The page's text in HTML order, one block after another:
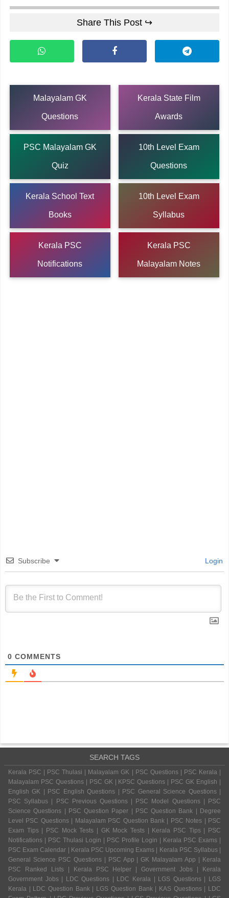
Share This Post ↪
Malayalam GK
Questions
Kerala State Film
Awards
PSC Malayalam GK
Quiz
10th Level Exam
Questions
Kerala School Text
Books
10th Level Exam
Syllabus
Kerala PSC
Notifications
Kerala PSC
Malayalam Notes
Subscribe Login
0 COMMENTS
SEARCH TAGS
Kerala PSC | PSC Thulasi | Malayalam GK | PSC Questions | PSC Kerala |
Malayalam PSC Questions | PSC GK | KPSC Questions | PSC GK English |
English GK | PSC English Questions | PSC General Science Questions |
PSC Syllabus | PSC Previous Questions | PSC Model Questions | PSC
Science Questions | PSC Question Paper | PSC Question Bank | Degree
Level PSC Questions | Malayalam PSC Question Bank | PSC Notes | PSC
Exam Tips | PSC Mock Tests | GK Mock Tests | Kerala PSC Tips | PSC
Notifications | PSC Thulasi Login | PSC Profile Login | Kerala PSC Exams |
PSC Exam Calendar | Kerala PSC Upcoming Exams | Kerala PSC Syllabus |
General Science PSC Questions | PSC App | GK Malayalam App | Kerala
PSC Ranked Lists | Kerala PSC Helper | Government Jobs | Kerala
Government Jobs | LDC Questions | LDC Kerala | LGS Questions | LGS
Kerala | LDC Question Bank | LGS Question Bank | KAS Questions | LDC